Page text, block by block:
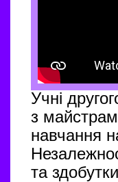
Учні
з
навчання
та здобутки